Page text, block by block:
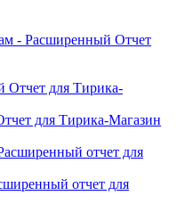
- Расширенный Отчет
для Тирика-Магазин
отчет для